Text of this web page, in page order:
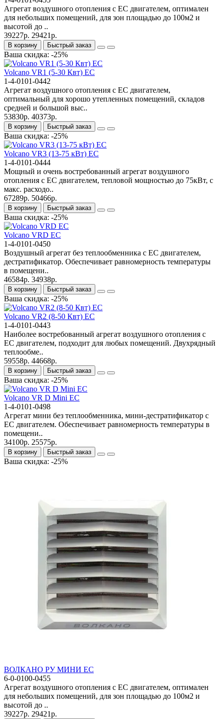
Агрегат воздушного отопления с ЕС двигателем, оптимален
для небольших помещений, для зон площадью до 100м2 и
высотой до ..
39227р. 29421р.
В корзину Быстрый заказ
Ваша скидка: -25%
Volcano VR1 (5-30 Квт) EC
1-4-0101-0442
Агрегат воздушного отопления с ЕС двигателем,
оптимальный для хорошо утепленных помещений, складов
средней и большой выс..
53830р. 40373р.
В корзину Быстрый заказ
Ваша скидка: -25%
Volcano VR3 (13-75 кВт) EC
1-4-0101-0444
Мощный и очень востребованный агрегат воздушного
отопления с ЕС двигателем, тепловой мощностью до 75кВт, с
макс. расходо..
67289р. 50466р.
В корзину Быстрый заказ
Ваша скидка: -25%
Volcano VRD EC
1-4-0101-0450
Воздушный агрегат без теплообменника с ЕС двигателем,
дестратификатор. Обеспечивает равномерность температуры
в помещени..
46584р. 34938р.
В корзину Быстрый заказ
Ваша скидка: -25%
Volcano VR2 (8-50 Квт) EC
1-4-0101-0443
Наиболее востребованный агрегат воздушного отопления с
ЕС двигателем, подходит для любых помещений. Двухрядный
теплообме..
59558р. 44668р.
В корзину Быстрый заказ
Ваша скидка: -25%
Volcano VR D Mini EC
1-4-0101-0498
Агрегат мини без теплообменника, мини-дестратификатор с
ЕС двигателем. Обеспечивает равномерность температуры в
помещени..
34100р. 25575р.
В корзину Быстрый заказ
Ваша скидка: -25%
ВОЛКАНО РУ МИНИ ЕC
6-0-0100-0455
Агрегат воздушного отопления с ЕС двигателем, оптимален
для небольших помещений, для зон площадью до 100м2 и
высотой до ..
39227р. 29421р.